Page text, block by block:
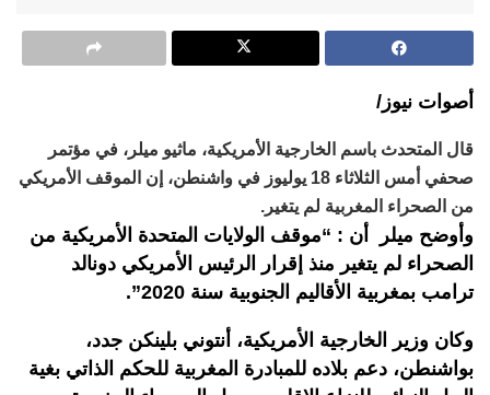
أصوات نيوز/
قال المتحدث باسم الخارجية الأمريكية، ماثيو ميلر، في مؤتمر
صحفي أمس الثلاثاء 18 يوليوز في واشنطن، إن الموقف الأمريكي
من الصحراء المغربية لم يتغير.
وأوضح ميلر أن : “موقف الولايات المتحدة الأمريكية من
الصحراء لم يتغير منذ إقرار الرئيس الأمريكي دونالد
ترامب بمغربية الأقاليم الجنوبية سنة 2020”.
وكان وزير الخارجية الأمريكية، أنتوني بلينكن جدد،
بواشنطن، دعم بلاده للمبادرة المغربية للحكم الذاتي بغية